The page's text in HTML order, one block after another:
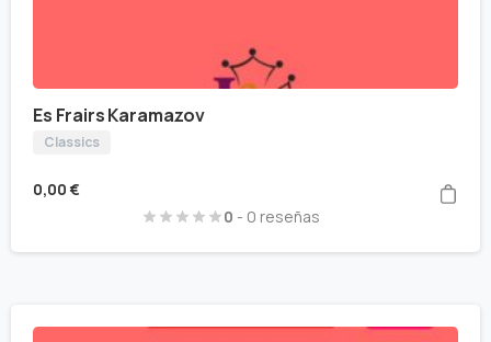
Es Frairs Karamazov
Classics
0,00 €
0 - 0 reseñas